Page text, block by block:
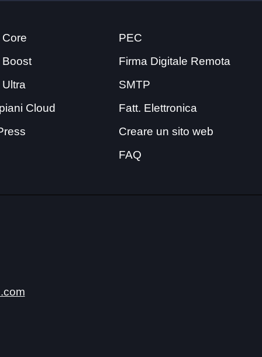
Cloud
PEC
Firma Digitale Remota
SMTP
Fatt. Elettronica
Creare un sito web
FAQ